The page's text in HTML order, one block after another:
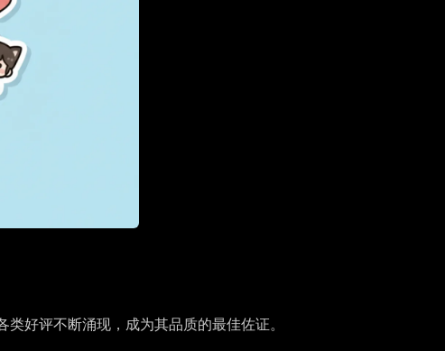
好评不断涌现，成为其品质的最佳佐证。